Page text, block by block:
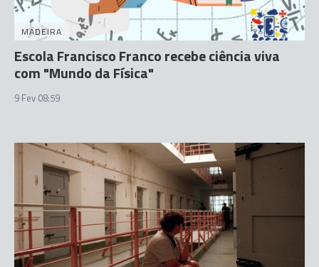
MADEIRA
Escola Francisco Franco recebe ciência viva
com "Mundo da Física"
9 Fev 08:59